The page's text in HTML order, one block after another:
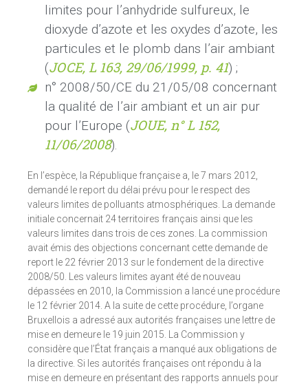
limites pour l’anhydride sulfureux, le
dioxyde d’azote et les oxydes d’azote, les
particules et le plomb dans l’air ambiant
(JOCE, L 163, 29/06/1999, p. 41) ;
n° 2008/50/CE du 21/05/08 concernant
la qualité de l’air ambiant et un air pur
pour l’Europe (JOUE, n° L 152,
11/06/2008).
En l’espèce, la République française a, le 7 mars 2012,
demandé le report du délai prévu pour le respect des
valeurs limites de polluants atmosphériques. La demande
initiale concernait 24 territoires français ainsi que les
valeurs limites dans trois de ces zones. La commission
avait émis des objections concernant cette demande de
report le 22 février 2013 sur le fondement de la directive
2008/50. Les valeurs limites ayant été de nouveau
dépassées en 2010, la Commission a lancé une procédure
le 12 février 2014. A la suite de cette procédure, l’organe
Bruxellois a adressé aux autorités françaises une lettre de
mise en demeure le 19 juin 2015. La Commission y
considère que l’État français a manqué aux obligations de
la directive. Si les autorités françaises ont répondu à la
mise en demeure en présentant des rapports annuels pour